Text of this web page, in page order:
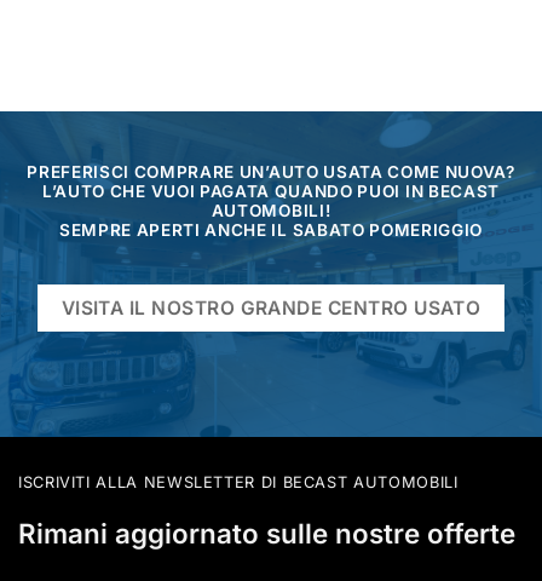
PREFERISCI COMPRARE UN’AUTO USATA COME NUOVA?
L’AUTO CHE VUOI PAGATA QUANDO PUOI IN BECAST
AUTOMOBILI!
SEMPRE APERTI ANCHE IL SABATO POMERIGGIO
VISITA IL NOSTRO GRANDE CENTRO USATO
ISCRIVITI ALLA NEWSLETTER DI BECAST AUTOMOBILI
Rimani aggiornato sulle nostre offerte